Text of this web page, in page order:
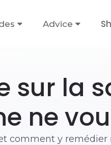
Advice
sur la
ne
comment y remédier